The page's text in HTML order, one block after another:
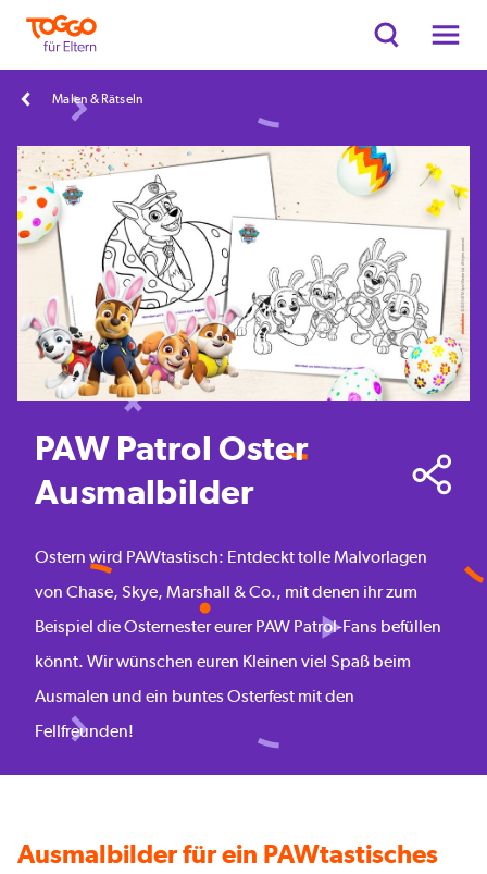
Malen & Rätseln
PAW Patrol Oster
Ausmalbilder
Ostern wird PAWtastisch: Entdeckt tolle Malvorlagen
von Chase, Skye, Marshall & Co., mit denen ihr zum
Beispiel die Osternester eurer PAW Patrol-Fans befüllen
könnt. Wir wünschen euren Kleinen viel Spaß beim
Ausmalen und ein buntes Osterfest mit den
Fellfreunden!
Ausmalbilder für ein PAWtastisches